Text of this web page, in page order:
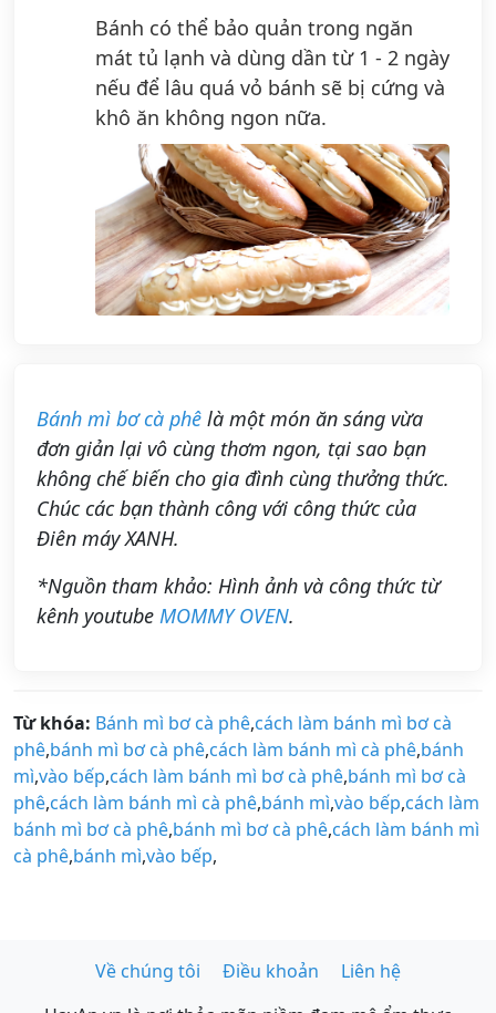
Bánh có thể bảo quản trong ngăn
mát tủ lạnh và dùng dần từ 1 - 2 ngày
nếu để lâu quá vỏ bánh sẽ bị cứng và
khô ăn không ngon nữa.
Bánh mì bơ cà phê là một món ăn sáng vừa
đơn giản lại vô cùng thơm ngon, tại sao bạn
không chế biến cho gia đình cùng thưởng thức.
Chúc các bạn thành công với công thức của
Điên máy XANH.
*Nguồn tham khảo: Hình ảnh và công thức từ
kênh youtube MOMMY OVEN.
Từ khóa: Bánh mì bơ cà phê,cách làm bánh mì bơ cà
phê,bánh mì bơ cà phê,cách làm bánh mì cà phê,bánh
mì,vào bếp,cách làm bánh mì bơ cà phê,bánh mì bơ cà
phê,cách làm bánh mì cà phê,bánh mì,vào bếp,cách làm
bánh mì bơ cà phê,bánh mì bơ cà phê,cách làm bánh mì
cà phê,bánh mì,vào bếp,
Về chúng tôi Điều khoản
Liên hệ